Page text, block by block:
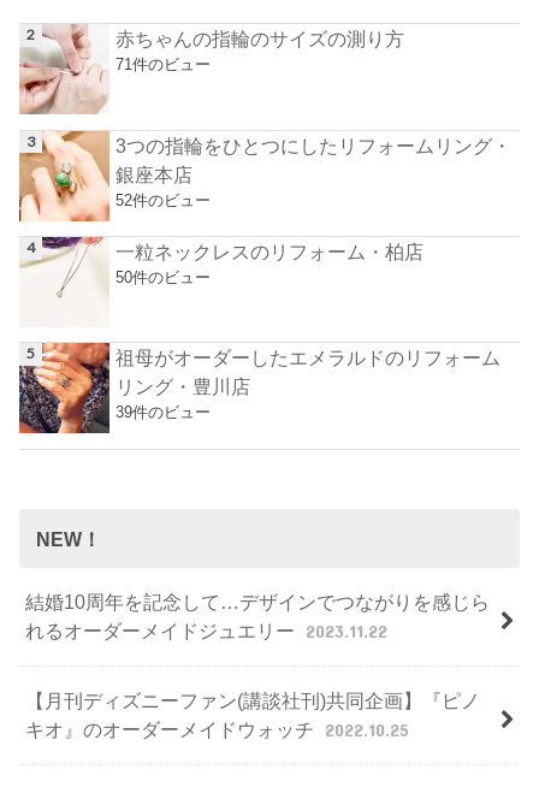
赤ちゃんの指輪のサイズの測り方
71件のビュー
3つの指輪をひとつにしたリフォームリング・
銀座本店
52件のビュー
一粒ネックレスのリフォーム・柏店
50件のビュー
祖母がオーダーしたエメラルドのリフォーム
リング・豊川店
39件のビュー
NEW！
結婚10周年を記念して…デザインでつながりを感じら
れるオーダーメイドジュエリー
2023.11.22
【月刊ディズニーファン(講談社刊)共同企画】『ピノ
キオ』のオーダーメイドウォッチ
2022.10.25